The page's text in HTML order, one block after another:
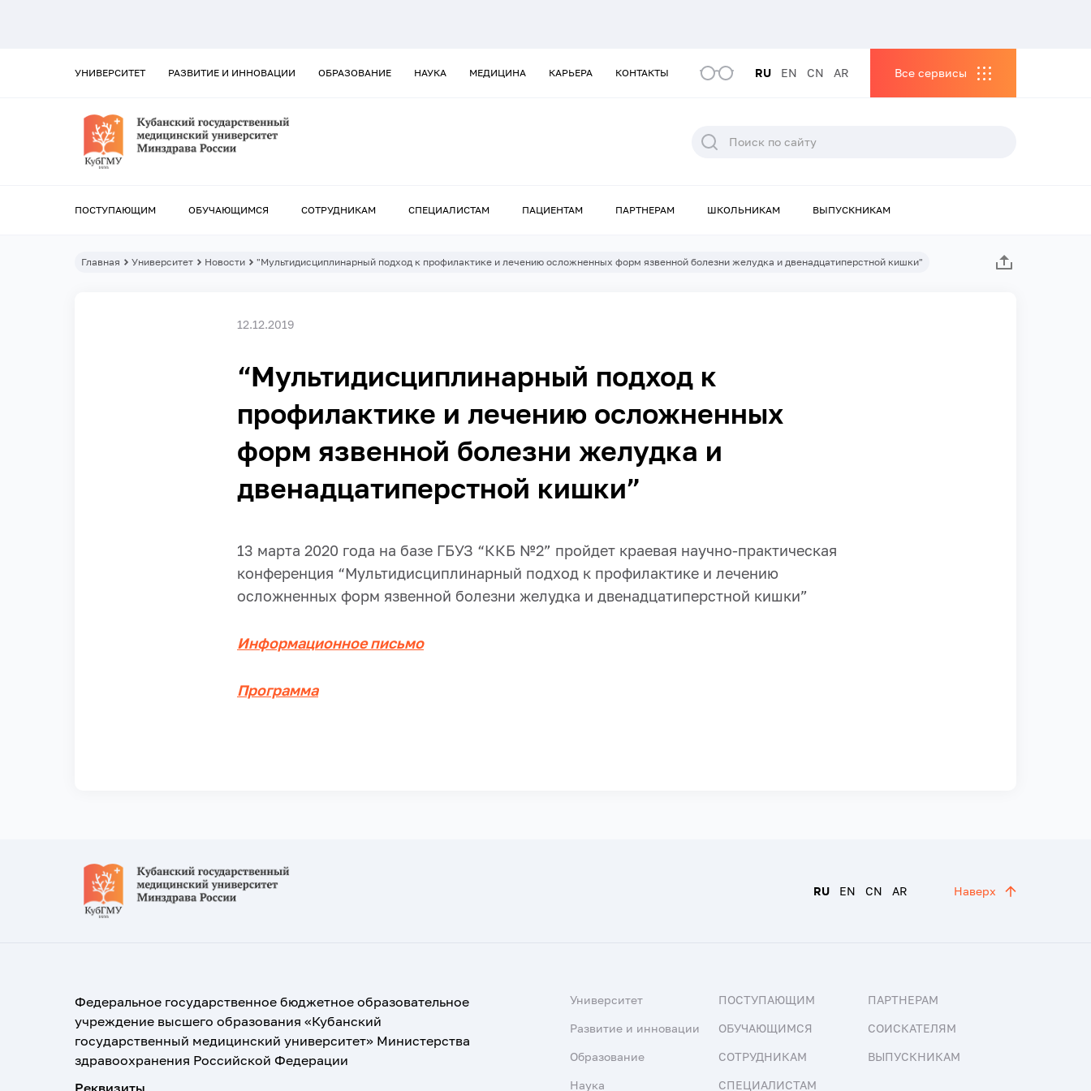
УНИВЕРСИТЕТ РАЗВИТИЕ И ИННОВАЦИИ ОБРАЗОВАНИЕ НАУКА МЕДИЦИНА КАРЬЕРА КОНТАКТЫ RU EN CN AR Все сервисы
ПОСТУПАЮЩИМ ОБУЧАЮЩИМСЯ СОТРУДНИКАМ СПЕЦИАЛИСТАМ ПАЦИЕНТАМ ПАРТНЕРАМ ШКОЛЬНИКАМ ВЫПУСКНИКАМ
Главная Университет Новости "Мультидисциплинарный подход к профилактике и лечению осложненных форм язвенной болезни желудка и двенадцатиперстной кишки"
12.12.2019
“Мультидисциплинарный подход к
профилактике и лечению осложненных
форм язвенной болезни желудка и
двенадцатиперстной кишки”
13 марта 2020 года на базе ГБУЗ “ККБ №2” пройдет краевая научно-практическая
конференция “Мультидисциплинарный подход к профилактике и лечению
осложненных форм язвенной болезни желудка и двенадцатиперстной кишки”
Информационное письмо
Программа
RU EN CN AR Наверх
Федеральное государственное бюджетное образовательное
учреждение высшего образования «Кубанский
государственный медицинский университет» Министерства
здравоохранения Российской Федерации
Университет
Развитие и инновации
Образование
Наука
ПОСТУПАЮЩИМ
ОБУЧАЮЩИМСЯ
СОТРУДНИКАМ
СПЕЦИАЛИСТАМ
ПАРТНЕРАМ
СОИСКАТЕЛЯМ
ВЫПУСКНИКАМ